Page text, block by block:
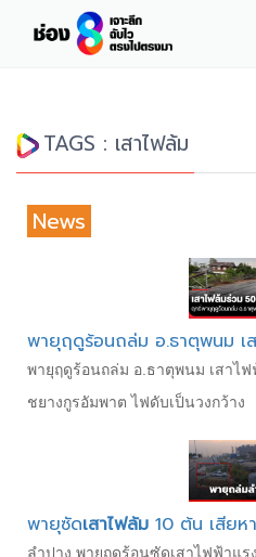
TAGS : เสาไฟล้ม
News
พายุฤดูร้อนถล่ม อ.ธาตุพนม เ
พายุฤดูร้อนถล่ม อ.ธาตุพนม เสาไ
ชยางกูรอัมพาต ไฟดับเป็นวงกว้าง
พายุซัดเสาไฟล้ม 10 ต้น เสีย
ลำปาง พายุฤดูร้อนซัดเสาไฟฟ้าแ